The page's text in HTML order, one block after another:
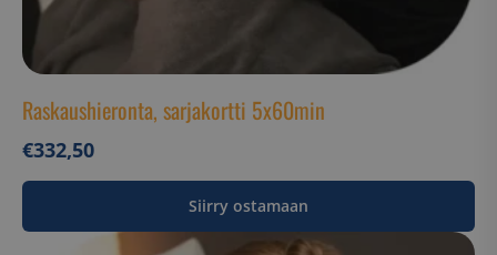
Raskaushieronta, sarjakortti 5x60min
€332,50
Siirry ostamaan